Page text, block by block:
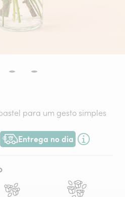
para um gesto simples
Entrega no dia
Entrega hoje ou na data à tua